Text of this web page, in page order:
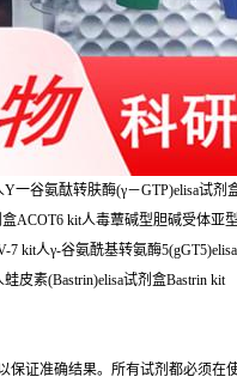
一谷氨酞转肤酶(γ－GTP)elisa试剂
ACOT6 kit人毒蕈碱型胆碱受体亚
kit人γ-谷氨酰基转氨酶
皮素(Bastrin)elisa试剂盒Bastrin kit
保证准确结果。所有试剂都必须在